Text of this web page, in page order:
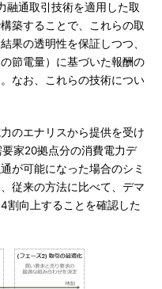
通取引技術を適用した取
築することで、これらの取
果の透明性を保証しつつ、
節電量）に基づいた報酬の
なお、これらの技術につい
のエナリスから提供を受け
家20拠点分の消費電力デ
が可能になった場合のシミ
従来の方法に比べて、デマ
割向上することを確認した